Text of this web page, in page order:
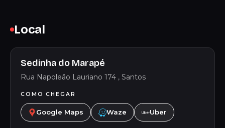
Local
Sedinha do Marapé
Rua Napoleão Lauriano 174 , Santos
COMO CHEGAR
Google Maps Waze Uber